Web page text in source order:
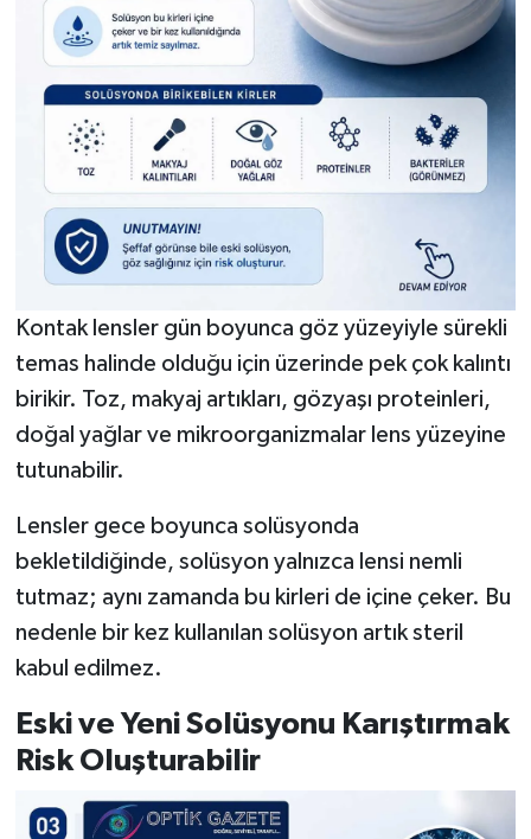
Kontak lensler gün boyunca göz yüzeyiyle sürekli
temas halinde olduğu için üzerinde pek çok kalıntı
birikir. Toz, makyaj artıkları, gözyaşı proteinleri,
doğal yağlar ve mikroorganizmalar lens yüzeyine
tutunabilir.
Lensler gece boyunca solüsyonda
bekletildiğinde, solüsyon yalnızca lensi nemli
tutmaz; aynı zamanda bu kirleri de içine çeker. Bu
nedenle bir kez kullanılan solüsyon artık steril
kabul edilmez.
Eski ve Yeni Solüsyonu Karıştırmak
Risk Oluşturabilir